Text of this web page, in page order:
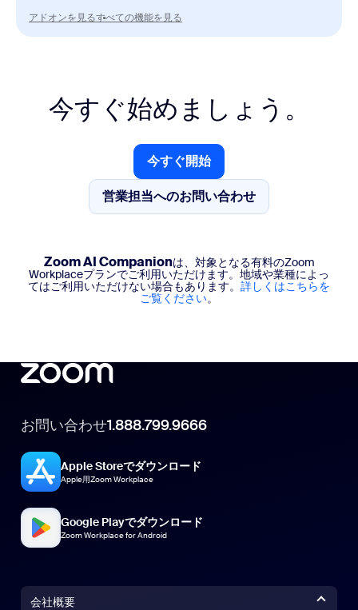
Calendar
無制限のドキュメント
ライブチャットサポート
Meetings
1回のミーティングにつき最大300名
ボード数は無制限
エンドツーエンド暗号化
アドオンを見るアドオンを見る
すべての機能を見る
今すぐ始めましょう。
今すぐ開始
今すぐ開始
営業担当へのお問い合わせ
営業担当へのお問い合わせ
Zoom AI Companionは、対象となる有料のZoom
Workplaceプランでご利用いただけます。地域や業種によっ
てはご利用いただけない場合もあります。 詳しくはこちらを
ご覧ください。
お問い合わせ1.888.799.9666
Apple Storeでダウンロード
Apple用Zoom Workplace
Google Playでダウンロード
Zoom Workplace for Android
会社概要